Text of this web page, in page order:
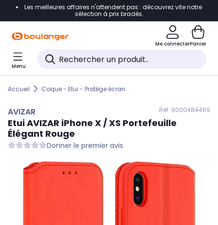
Accéder directement à la navigation
Accéder directement au pied de page
Accéder directement au chatbot
Les meilleures affaires n'attendent pas : découvrez vite notre
sélection à prix bradés.
Me connecterPanier
Menu
Accueil Coque - Etui - Protège écran
AVIZAR Réf. 9000484469
EtuiAVIZAR iPhone X / XS Portefeuille
Élégant Rouge
Donner le premier avis